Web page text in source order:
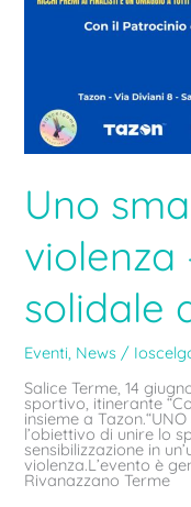
Uno
violenza
solidale
Eventi, News /
Salice Terme, 14
sportivo, itinerante
insieme a
l’obiettivo di unire lo
sensibilizzazione in
violenza.L’evento è
Rivanazzano Terme